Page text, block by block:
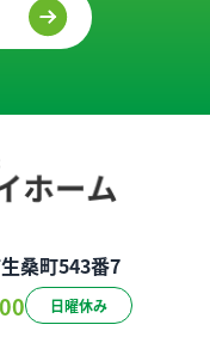
桑町543番7
日曜休み